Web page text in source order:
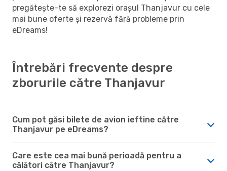
pregătește-te să explorezi orașul Thanjavur cu cele
mai bune oferte și rezervă fără probleme prin
eDreams!
Întrebări frecvente despre
zborurile către Thanjavur
Cum pot găsi bilete de avion ieftine către
Thanjavur pe eDreams?
Care este cea mai bună perioadă pentru a
călători către Thanjavur?